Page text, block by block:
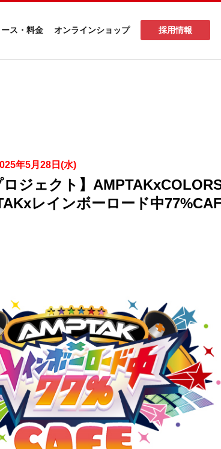
ース・料金 オンラインショップ 採用情報
年5月28日(水)
ロジェクト】
レインボーロード中